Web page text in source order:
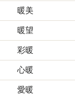
暖美
暖望
彩暖
心暖
愛暖